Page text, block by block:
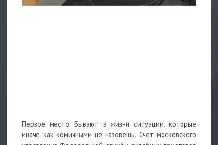
Первое место. Бывают в жизни ситуации, которые
иначе как комичными не назовешь. Счет московского